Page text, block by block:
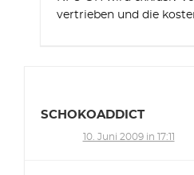
vertrieben und die
SCHOKOADDICT
10. Juni 2009 in 17:11